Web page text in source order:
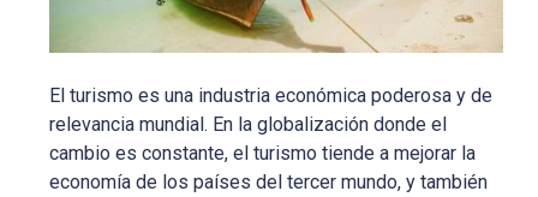
El turismo es una industria económica poderosa y de
relevancia mundial. En la globalización donde el
cambio es constante, el turismo tiende a mejorar la
economía de los países del tercer mundo, y también